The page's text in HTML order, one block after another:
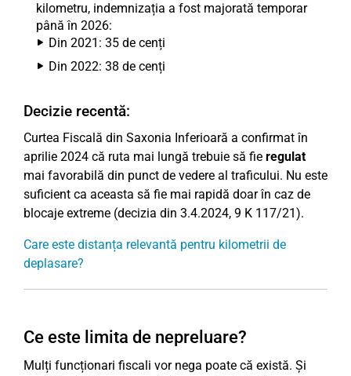
kilometru, indemnizația a fost majorată temporar
până în 2026:
Din 2021: 35 de cenți
Din 2022: 38 de cenți
Decizie recentă:
Curtea Fiscală din Saxonia Inferioară a confirmat în
aprilie 2024 că ruta mai lungă trebuie să fie regulat
mai favorabilă din punct de vedere al traficului. Nu este
suficient ca aceasta să fie mai rapidă doar în caz de
blocaje extreme (decizia din 3.4.2024, 9 K 117/21).
Care este distanța relevantă pentru kilometrii de
deplasare?
Ce este limita de nepreluare?
Mulți funcționari fiscali vor nega poate că există. Și